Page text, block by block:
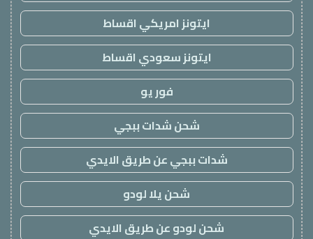
ايتونز امريكي اقساط
ايتونز سعودي اقساط
فور يو
شحن شدات ببجي
شدات ببجي عن طريق الايدي
شحن يلا لودو
شحن لودو عن طريق الايدي